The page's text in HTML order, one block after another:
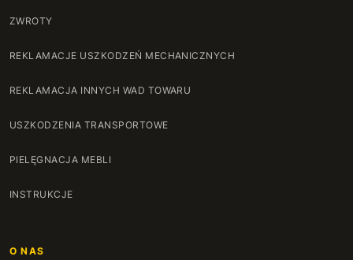
ZWROTY
REKLAMACJE USZKODZEŃ MECHANICZNYCH
REKLAMACJA INNYCH WAD TOWARU
USZKODZENIA TRANSPORTOWE
PIELĘGNACJA MEBLI
INSTRUKCJE
O NAS